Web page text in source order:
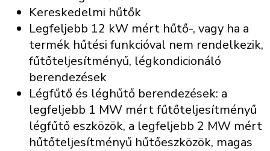
Kereskedelmi hűtők
Legfeljebb 12 kW mért hűtő-, vagy ha a
termék hűtési funkcióval nem rendelkezik,
fűtőteljesítményű, légkondicionáló
berendezések
Légfűtő és léghűtő berendezések: a
legfeljebb 1 MW mért fűtőteljesítményű
légfűtő eszközök, a legfeljebb 2 MW mért
hűtőteljesítményű hűtőeszközök, magas